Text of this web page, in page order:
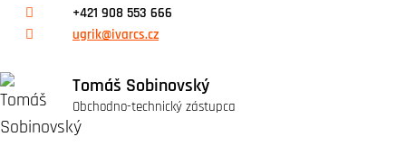
+421 908 553 666
ugrik@ivarcs.cz
Tomáš Sobinovský
Obchodno-technický zástupca